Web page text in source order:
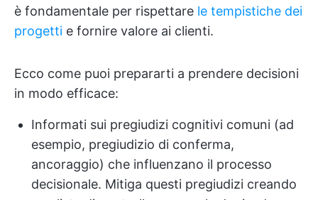
è fondamentale per rispettare le tempistiche dei
progetti e fornire valore ai clienti.
Ecco come puoi prepararti a prendere decisioni
in modo efficace:
Informati sui pregiudizi cognitivi comuni (ad
esempio, pregiudizio di conferma,
ancoraggio) che influenzano il processo
decisionale. Mitiga questi pregiudizi creando